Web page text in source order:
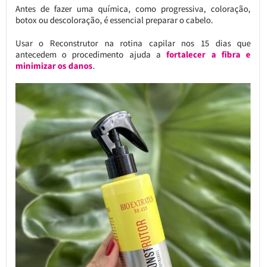
Antes de fazer uma química, como progressiva, coloração,
botox ou descoloração, é essencial preparar o cabelo.
Usar o Reconstrutor na rotina capilar nos 15 dias que
antecedem o procedimento ajuda afortalecer a fibra e
minimizar os danos.